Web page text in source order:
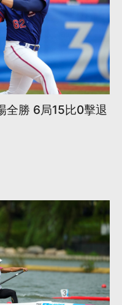
全勝 6局15比0擊退